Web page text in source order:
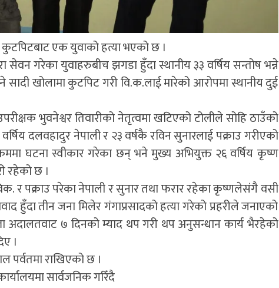
कुटपिटबाट एक युवाको हत्या भएको छ ।
गरेका युवाहरुबीच झगडा हुँदा स्थानीय ३३ वर्षिय सन्तोष भन्ने
सादी खोलामा कुटपिट गरी वि.क.लाई मारेको आरोपमा स्थानीय दुई
भुवनेश्वर तिवारीको नेतृत्वमा खटिएको टोलीले सोहि ठाउँको
दलवहादुर नेपाली र २३ वर्षकै रविन सुनारलाई पक्राउ गरीएको
घटना स्वीकार गरेका छन् भने मुख्य अभियुक्त २६ वर्षिय कृष्ण
रहेको छ ।
र पक्राउ परेका नेपाली र सुनार तथा फरार रहेका कृष्णलेसंगै वसी
हुँदा तीन जना मिलेर गंगाप्रसादको हत्या गरेको प्रहरीले जनाएको
अदालतवाट ७ दिनको म्याद थप गरी थप अनुसन्धान कार्य भैरहेको
।
पर्वतमा राखिएको छ ।
सार्वजनिक गरिँदै